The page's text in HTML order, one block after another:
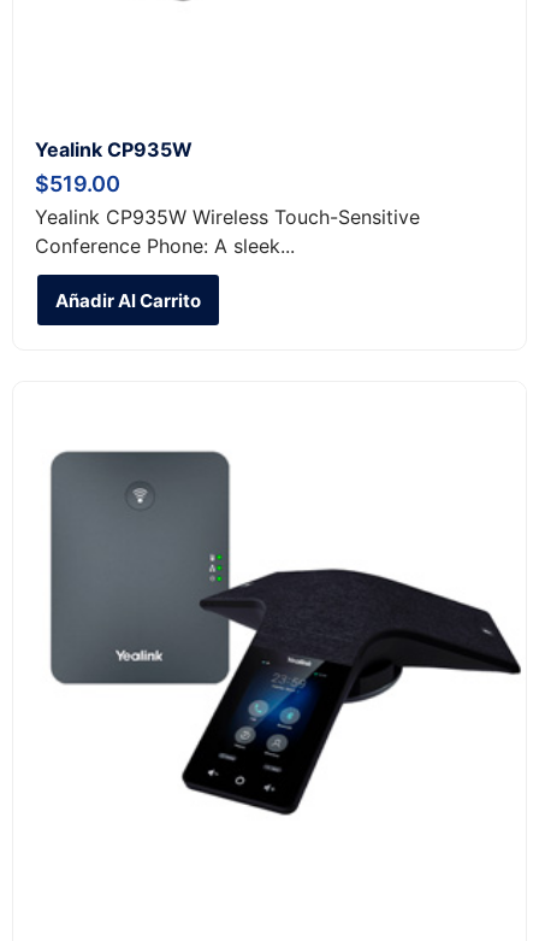
Yealink CP935W
$519.00
Yealink CP935W Wireless Touch-Sensitive
Conference Phone: A sleek...
Añadir Al Carrito